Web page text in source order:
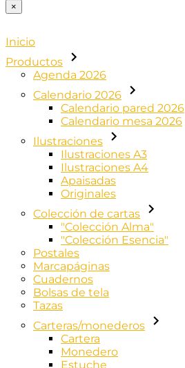
×
Inicio
Productos
Agenda 2026
Calendario 2026
Calendario pared 2026
Calendario mesa 2026
Ilustraciones
Ilustraciones A3
Ilustraciones A4
Apaisadas
Originales
Colección de cartas
"Colección Alma"
"Colección Esencia"
Postales
Marcapáginas
Cuadernos
Bolsas de tela
Tazas
Carteras/monederos
Cartera
Monedero
Estuche